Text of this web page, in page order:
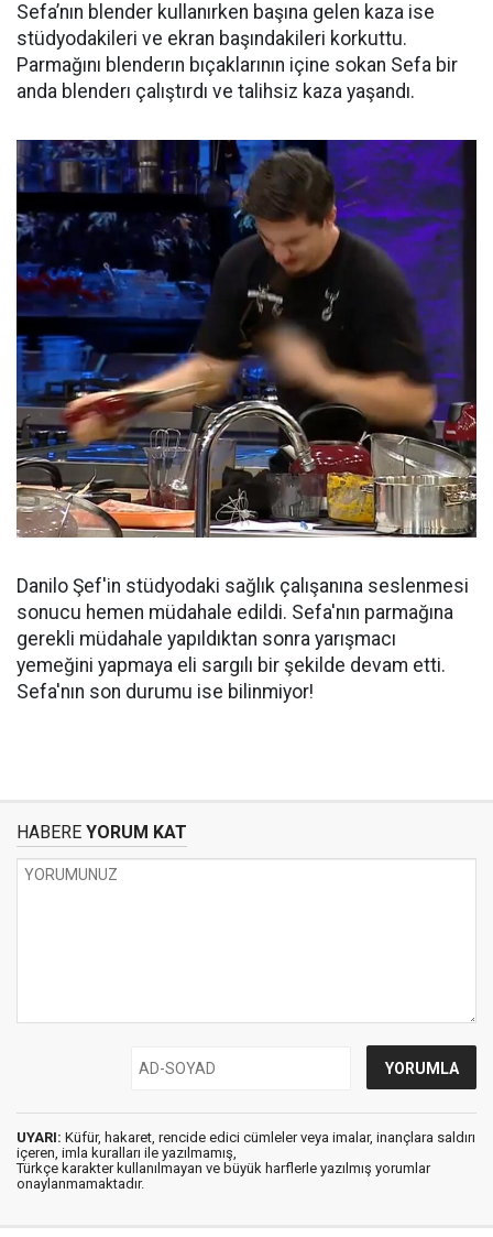
Sefa’nın blender kullanırken başına gelen kaza ise
stüdyodakileri ve ekran başındakileri korkuttu.
Parmağını blenderın bıçaklarının içine sokan Sefa bir
anda blenderı çalıştırdı ve talihsiz kaza yaşandı.
Danilo Şef'in stüdyodaki sağlık çalışanına seslenmesi
sonucu hemen müdahale edildi. Sefa'nın parmağına
gerekli müdahale yapıldıktan sonra yarışmacı
yemeğini yapmaya eli sargılı bir şekilde devam etti.
Sefa'nın son durumu ise bilinmiyor!
HABERE YORUM KAT
UYARI: Küfür, hakaret, rencide edici cümleler veya imalar, inançlara saldırı
içeren, imla kuralları ile yazılmamış,
Türkçe karakter kullanılmayan ve büyük harflerle yazılmış yorumlar
onaylanmamaktadır.